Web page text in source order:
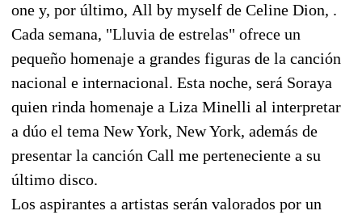
one y, por último, All by myself de Celine Dion, .
Cada semana, "Lluvia de estrelas" ofrece un
pequeño homenaje a grandes figuras de la canción
nacional e internacional. Esta noche, será Soraya
quien rinda homenaje a Liza Minelli al interpretar
a dúo el tema New York, New York, además de
presentar la canción Call me perteneciente a su
último disco.
Los aspirantes a artistas serán valorados por un